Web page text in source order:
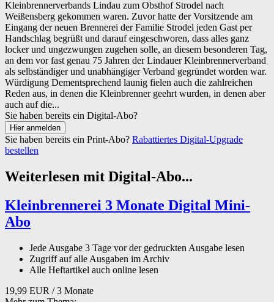
Kleinbrennerverbands Lindau zum Obsthof Strodel nach
Weißensberg gekommen waren. Zuvor hatte der Vorsitzende am
Eingang der neuen Brennerei der Familie Strodel jeden Gast per
Handschlag begrüßt und darauf eingeschworen, dass alles ganz
locker und ungezwungen zugehen solle, an diesem besonderen Tag,
an dem vor fast genau 75 Jahren der Lindauer Kleinbrennerverband
als selbständiger und unabhängiger Verband gegründet worden war.
Würdigung Dementsprechend launig fielen auch die zahlreichen
Reden aus, in denen die Kleinbrenner geehrt wurden, in denen aber
auch auf die...
Sie haben bereits ein Digital-Abo?
Sie haben bereits ein Print-Abo? Rabattiertes Digital-Upgrade
bestellen
Weiterlesen mit Digital-Abo...
Kleinbrennerei 3 Monate Digital Mini-
Abo
Jede Ausgabe 3 Tage vor der gedruckten Ausgabe lesen
Zugriff auf alle Ausgaben im Archiv
Alle Heftartikel auch online lesen
19,99 EUR / 3 Monate